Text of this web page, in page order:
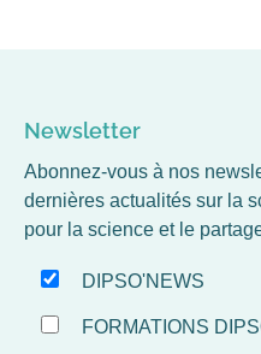
Newsletter
Abonnez-vous à nos
dernières actualités sur la
pour la science et le
DIPSO'NEWS
FORMATIONS